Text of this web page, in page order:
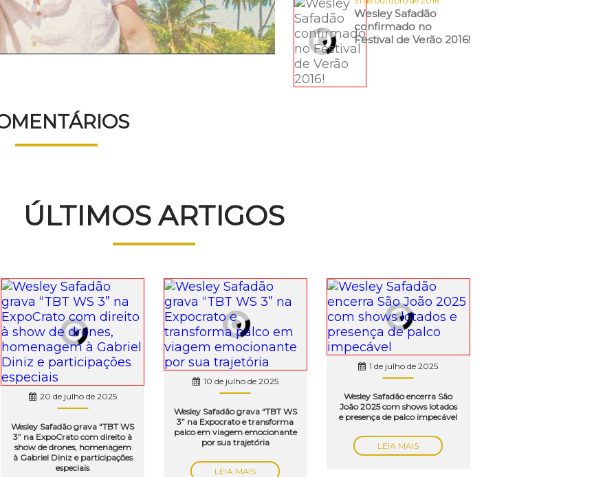
Wesley Safadão
confirmado no
Festival de Verão 2016!
ÚLTIMOS ARTIGOS
20 de julho de 2025
Wesley Safadão grava “TBT WS
3” na ExpoCrato com direito à
show de drones, homenagem
à Gabriel Diniz e participações
especiais
10 de julho de 2025
Wesley Safadão grava “TBT WS
3” na Expocrato e transforma
palco em viagem emocionante
por sua trajetória
LEIA MAIS
1 de julho de 2025
Wesley Safadão encerra São
João 2025 com shows lotados
e presença de palco impecável
LEIA MAIS